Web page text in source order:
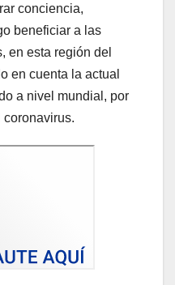
conciencia,
beneficiar a las
en esta región del
en cuenta la actual
a nivel mundial, por